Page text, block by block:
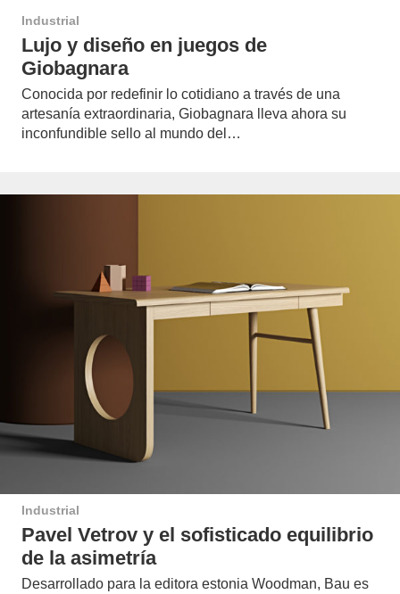
Industrial
Lujo y diseño en juegos de
Giobagnara
Conocida por redefinir lo cotidiano a través de una
artesanía extraordinaria, Giobagnara lleva ahora su
inconfundible sello al mundo del…
Industrial
Pavel Vetrov y el sofisticado equilibrio
de la asimetría
Desarrollado para la editora estonia Woodman, Bau es